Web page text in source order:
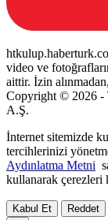
video ve
aittir. İzin
Copyright © 2026 -
A.Ş.
İnternet sitemizde
tercihlerinizi
Aydınlatma Metni
kullanarak çerezleri
Kabul Et Reddet